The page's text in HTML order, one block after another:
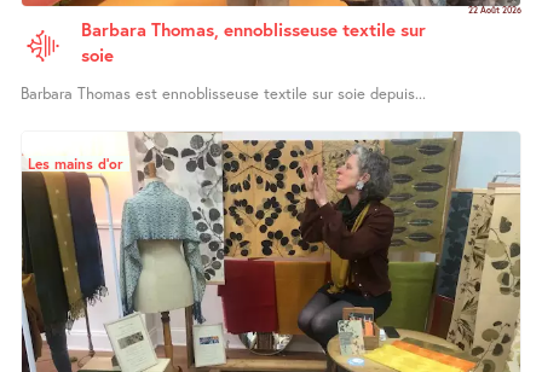
22 Août 2026
Barbara Thomas, ennoblisseuse textile sur
soie
Barbara Thomas est ennoblisseuse textile sur soie depuis...
Les mains d’or